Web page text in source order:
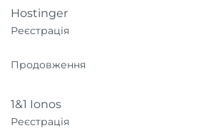
Hostinger
Реєстрація
Продовження
1&1 Ionos
Реєстрація